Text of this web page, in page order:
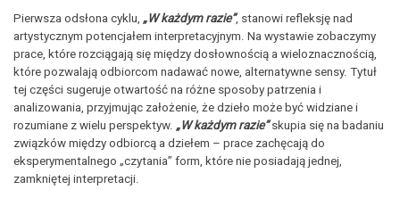
Pierwsza odsłona cyklu, „W każdym razie”, stanowi refleksję nad
artystycznym potencjałem interpretacyjnym. Na wystawie zobaczymy
prace, które rozciągają się między dosłownością a wieloznacznością,
które pozwalają odbiorcom nadawać nowe, alternatywne sensy. Tytuł
tej części sugeruje otwartość na różne sposoby patrzenia i
analizowania, przyjmując założenie, że dzieło może być widziane i
rozumiane z wielu perspektyw. „W każdym razie”skupia się na badaniu
związków między odbiorcą a dziełem – prace zachęcają do
eksperymentalnego „czytania” form, które nie posiadają jednej,
zamkniętej interpretacji.